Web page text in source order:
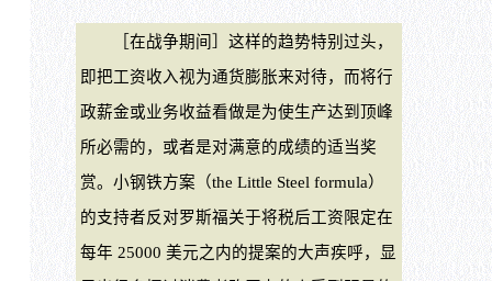
［在战争期间］这样的趋势特别过头，
即把工资收入视为通货膨胀来对待，而将行
政薪金或业务收益看做是为使生产达到顶峰
所必需的，或者是对满意的成绩的适当奖
赏。小钢铁方案（the Little Steel formula）
的支持者反对罗斯福关于将税后工资限定在
每年 25000 美元之内的提案的大声疾呼，显